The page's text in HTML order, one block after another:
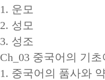
1. 운모
2. 성모
3. 성조
Ch_03 중국어의 기
1. 중국어의 품사와